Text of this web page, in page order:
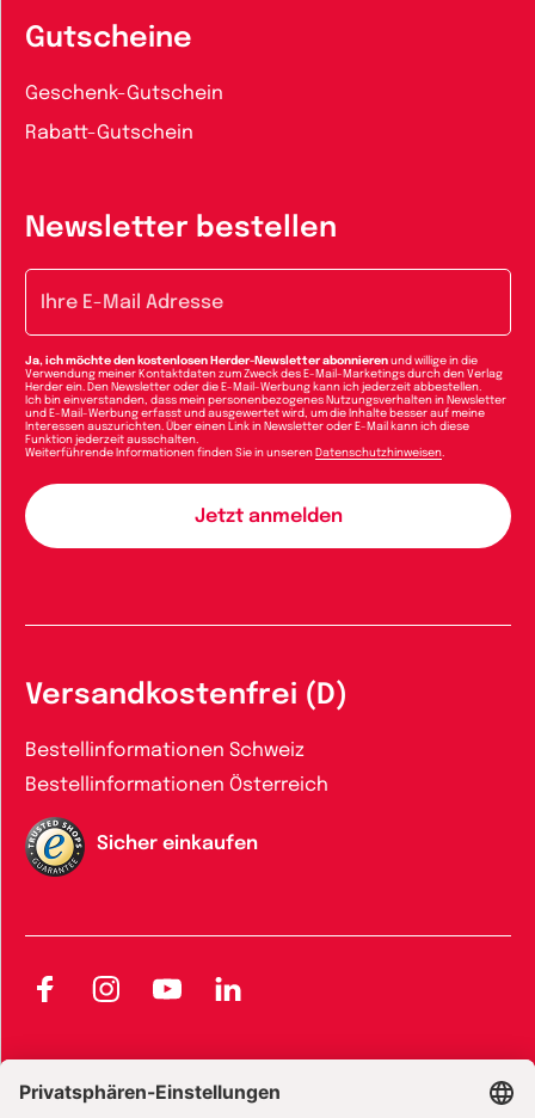
Gutscheine
Geschenk-Gutschein
Rabatt-Gutschein
Newsletter bestellen
Ja, ich möchte den kostenlosen Herder-Newsletter abonnieren und willige in die
Verwendung meiner Kontaktdaten zum Zweck des E-Mail-Marketings durch den Verlag
Herder ein. Den Newsletter oder die E-Mail-Werbung kann ich jederzeit abbestellen.
Ich bin einverstanden, dass mein personenbezogenes Nutzungsverhalten in Newsletter
und E-Mail-Werbung erfasst und ausgewertet wird, um die Inhalte besser auf meine
Interessen auszurichten. Über einen Link in Newsletter oder E-Mail kann ich diese
Funktion jederzeit ausschalten.
Weiterführende Informationen finden Sie in unseren Datenschutzhinweisen.
Versandkostenfrei (D)
Bestellinformationen Schweiz
Bestellinformationen Österreich
Sicher einkaufen
FacebookInstagramYouTubeLinkedIn
Widerrufsbelehrung E-Books